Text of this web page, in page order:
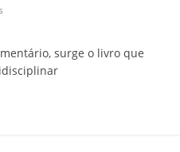
surge o livro que